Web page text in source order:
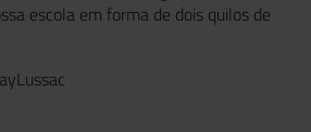
escola em forma de dois quilos de